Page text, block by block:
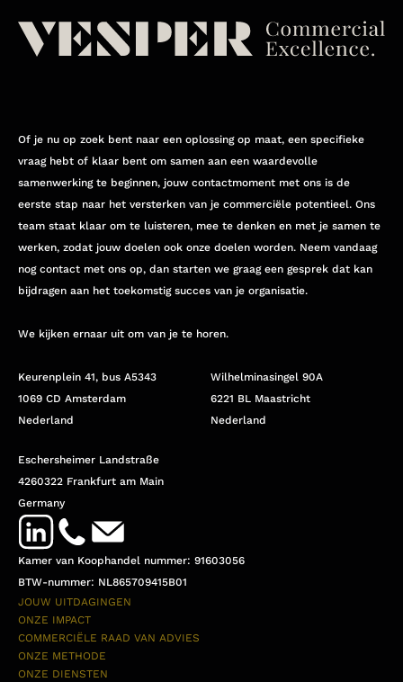
Of je nu op zoek bent naar een oplossing op maat, een specifieke
vraag hebt of klaar bent om samen aan een waardevolle
samenwerking te beginnen, jouw contactmoment met ons is de
eerste stap naar het versterken van je commerciële potentieel. Ons
team staat klaar om te luisteren, mee te denken en met je samen te
werken, zodat jouw doelen ook onze doelen worden. Neem vandaag
nog contact met ons op, dan starten we graag een gesprek dat kan
bijdragen aan het toekomstig succes van je organisatie.
We kijken ernaar uit om van je te horen.
Keurenplein 41, bus A5343
1069 CD Amsterdam
Nederland
Wilhelminasingel 90A
6221 BL Maastricht
Nederland
Eschersheimer Landstraße
4260322 Frankfurt am Main
Germany
Kamer van Koophandel nummer: 91603056
BTW-nummer: NL865709415B01
JOUW UITDAGINGEN
ONZE IMPACT
COMMERCIËLE RAAD VAN ADVIES
ONZE METHODE
ONZE DIENSTEN